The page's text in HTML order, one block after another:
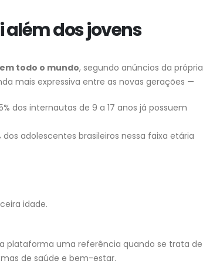
além dos jovens
todo o mundo, segundo anúncios da própria
mais expressiva entre as novas gerações —
dos internautas de 9 a 17 anos já possuem
adolescentes brasileiros nessa faixa etária
idade.
plataforma uma referência quando se trata de
de saúde e bem-estar.